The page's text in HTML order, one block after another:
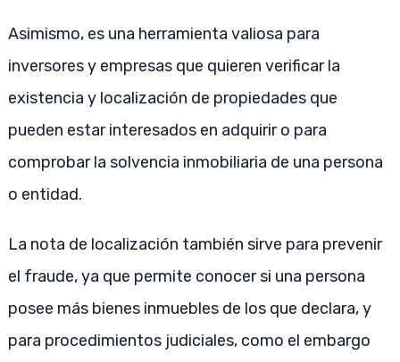
Asimismo, es una herramienta valiosa para
inversores y empresas que quieren verificar la
existencia y localización de propiedades que
pueden estar interesados en adquirir o para
comprobar la solvencia inmobiliaria de una persona
o entidad.
La nota de localización también sirve para prevenir
el fraude, ya que permite conocer si una persona
posee más bienes inmuebles de los que declara, y
para procedimientos judiciales, como el embargo